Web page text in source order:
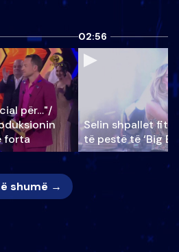
për…"/
forta
02:56
Selin shpallet
të pestë të ‘Big
shumë →